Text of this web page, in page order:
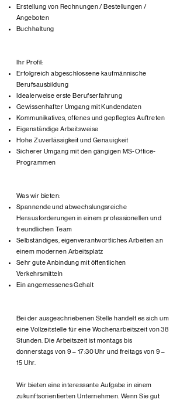
Erstellung von Rechnungen / Bestellungen /
Angeboten
Buchhaltung
Ihr Profil:​
Erfolgreich abgeschlossene kaufmännische
Berufsausbildung
Idealerweise erste Berufserfahrung
Gewissenhafter Umgang mit Kundendaten
Kommunikatives, offenes und gepflegtes Auftreten
Eigenständige Arbeitsweise
Hohe Zuverlässigkeit und Genauigkeit
Sicherer Umgang mit den gängigen MS-Office-
Programmen
Was wir bieten:​
Spannende und abwechslungsreiche
Herausforderungen in einem professionellen und
freundlichen Team
Selbständiges, eigenverantwortliches Arbeiten an
einem modernen Arbeitsplatz
Sehr gute Anbindung mit öffentlichen
Verkehrsmitteln
Ein angemessenes Gehalt
Bei der ausgeschriebenen Stelle handelt es sich um
eine Vollzeitstelle für eine Wochenarbeitszeit von 38
Stunden. Die Arbeitszeit ist montags bis
donnerstags von 9 – 17:30 Uhr und freitags von 9 –
15 Uhr.
Wir bieten eine interessante Aufgabe in einem
zukunftsorientierten Unternehmen. Wenn Sie gut